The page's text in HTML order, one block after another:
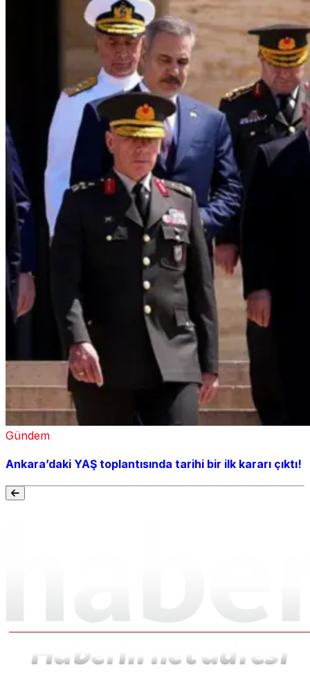
Gündem
Ankara’daki YAŞ toplantısında tarihi bir ilk kararı çıktı!